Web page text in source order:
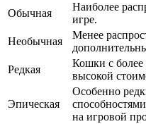
Обычная
Наиболее
игре.
Необычная
Менее
Редкая
Кошки с более
высокой
Эпическая
Особенно
на игровой